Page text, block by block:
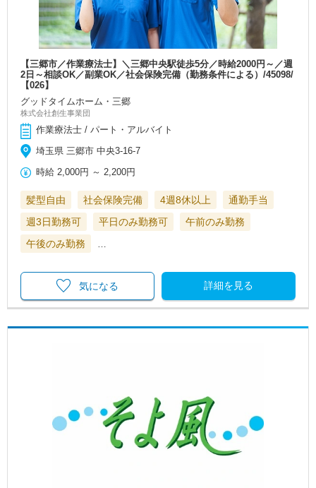
【三郷市／作業療法士】＼三郷中央駅徒歩5分／時給2000円～／週
2日～相談OK／副業OK／社会保険完備（勤務条件による）/45098/
【026】
グッドタイムホーム・三郷
株式会社創生事業団
作業療法士 / パート・アルバイト
埼玉県 三郷市 中央3-16-7
時給 2,000円 ～2,200円
髪型自由 社会保険完備 4週8休以上
通勤手当
週3日勤務可
平日のみ勤務可
午前のみ勤務
午後のみ勤務
…
詳細を見る
気になる